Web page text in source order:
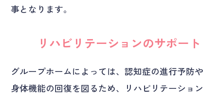
事となります。
リハビリテーションのサポート
グループホームによっては、認知症の進行予防や
身体機能の回復を図るため、リハビリテーション